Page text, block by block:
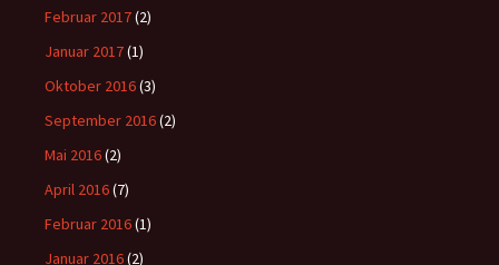
Februar 2017(2)
Januar 2017(1)
Oktober 2016(3)
September 2016(2)
Mai 2016(2)
April 2016(7)
Februar 2016(1)
Januar 2016(2)